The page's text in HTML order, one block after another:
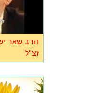
הרב שאר
זצ"ל